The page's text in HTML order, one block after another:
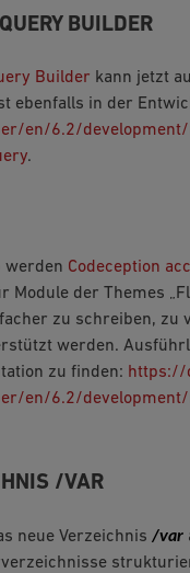
BUILDER
Builder kann jetzt
ebenfalls in der
en/6.2/
.
werden Codeception
Module der Themes
zu schreiben,
werden.
zu finden: https://
en/6.2/
/VAR
neue Verzeichnis /var